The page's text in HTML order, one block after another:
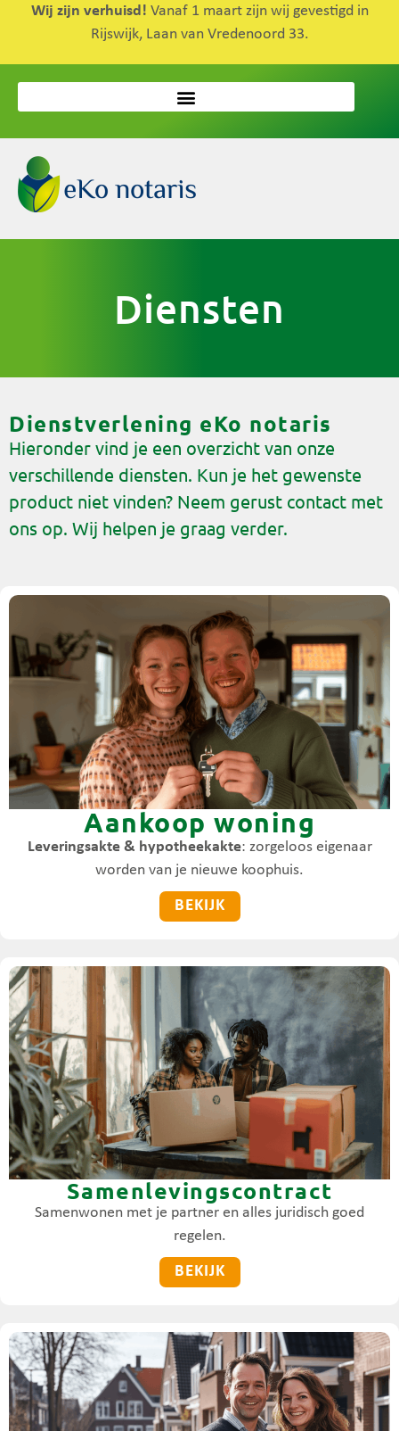
Wij zijn verhuisd! Vanaf 1 maart zijn wij gevestigd in
Rijswijk, Laan van Vredenoord 33.
Diensten
Dienstverlening eKo notaris
Hieronder vind je een overzicht van onze
verschillende diensten. Kun je het gewenste
product niet vinden? Neem gerust contact met
ons op. Wij helpen je graag verder.
Aankoop woning
Leveringsakte & hypotheekakte: zorgeloos eigenaar
worden van je nieuwe koophuis.
BEKIJK
Samenlevingscontract
Samenwonen met je partner en alles juridisch goed
regelen.
BEKIJK